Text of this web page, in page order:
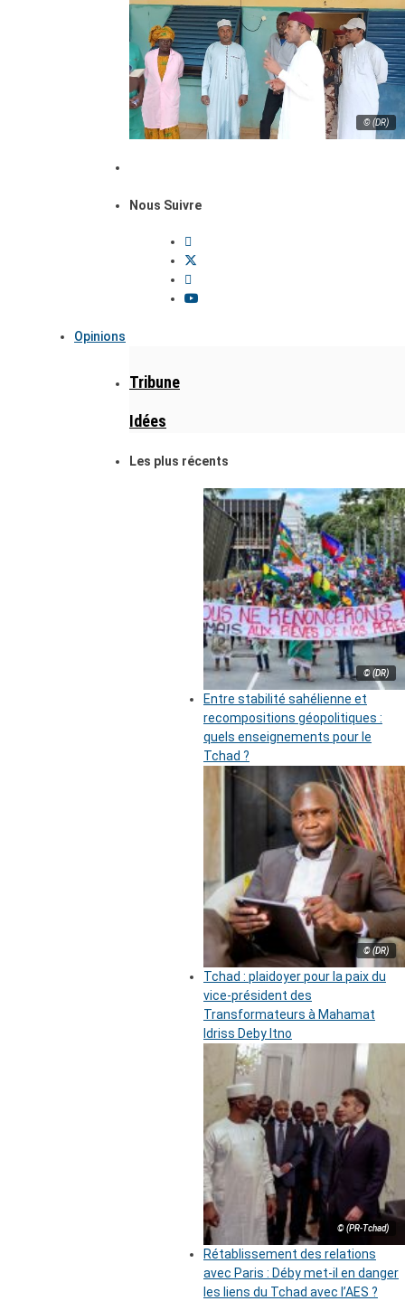
© (DR)
Nous Suivre
Opinions
Tribune
Idées
Les plus récents
© (DR)
Entre stabilité sahélienne et
recompositions géopolitiques :
quels enseignements pour le
Tchad ?
© (DR)
Tchad : plaidoyer pour la paix du
vice-président des
Transformateurs à Mahamat
Idriss Deby Itno
© (PR-Tchad)
Rétablissement des relations
avec Paris : Déby met-il en danger
les liens du Tchad avec l’AES ?